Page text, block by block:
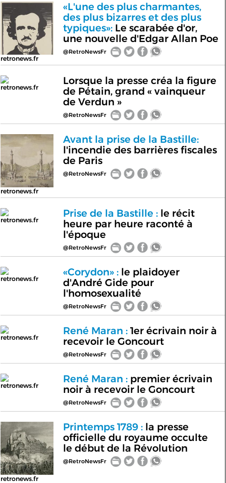
retronews.fr
«L'une des plus charmantes,
des plus bizarres et des plus
typiques»:Le scarabée d'or,
une nouvelle d'Edgar Allan Poe
@RetroNewsFr
retronews.fr
Lorsque la presse créa la figure
de Pétain, grand « vainqueur
de Verdun »
@RetroNewsFr
retronews.fr
Avant la prise de la Bastille:
l'incendie des barrières fiscales
de Paris
@RetroNewsFr
retronews.fr
Prise de la Bastille :le récit
heure par heure raconté à
l'époque
@RetroNewsFr
retronews.fr
«Corydon» :le plaidoyer
d'André Gide pour
l'homosexualité
@RetroNewsFr
retronews.fr
René Maran :1er écrivain noir à
recevoir le Goncourt
@RetroNewsFr
retronews.fr
René Maran :premier écrivain
noir à recevoir le Goncourt
@RetroNewsFr
retronews.fr
Printemps 1789 :la presse
officielle du royaume occulte
le début de la Révolution
@RetroNewsFr